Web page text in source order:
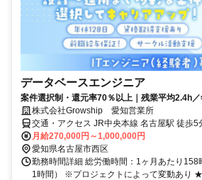
データベースエンジニア
案件選択制・還元率70％以上｜残業平均2.4h
株式会社Growship 愛知営業所
交通・アクセス JR中央本線 名古屋駅 徒歩5
駅 徒歩5分/名古屋市営東山線 亀島駅 徒歩8
屋駅 徒歩9分/名鉄名古屋本線 名鉄名古屋駅
線 国際センター駅 徒歩13分/名鉄名古屋本
月給270,000円～1,000,000円
愛知県名古屋市西区
勤務時間詳細 総労働時間：1ヶ月あたり
1時間） ※プロジェクトによって変動あり